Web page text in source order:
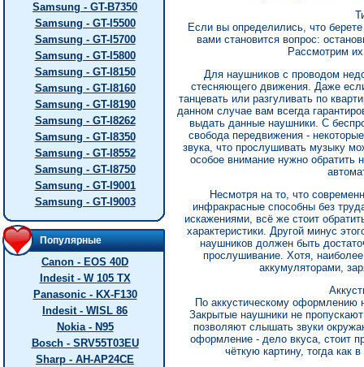
Samsung - GT-B7350
Samsung - GT-I5500
Samsung - GT-I5700
Samsung - GT-I5800
Samsung - GT-I8150
Samsung - GT-I8160
Samsung - GT-I8190
Samsung - GT-I8262
Samsung - GT-I8350
Samsung - GT-I8552
Samsung - GT-I8750
Samsung - GT-I9001
Samsung - GT-I9003
Популярные
Canon - EOS 40D
Indesit - W 105 TX
Panasonic - KX-F130
Indesit - WISL 86
Nokia - N95
Bosch - SRV55T03EU
Sharp - AH-AP24CE
Если вы определились, что
вами становится вопрос:
Рассмотрим
Для наушников с проводом
стесняющего движения. Даже
танцевать или разгуливать по
данном случае вам всегда
выдать данные наушники. С
свобода передвижения -
звука, что прослушивать музыку
особое внимание нужно обратить
Несмотря на то, что
инфракрасные способны без
искажениями, всё же стоит
характеристики. Другой минус
наушников должен быть
прослушивание. Хотя,
аккумуляторами,
По аккустическому оформлению
Закрытые наушники не
позволяют слышать звуки
оформление - дело вкуса, стоит
чёткую картину, тогда как